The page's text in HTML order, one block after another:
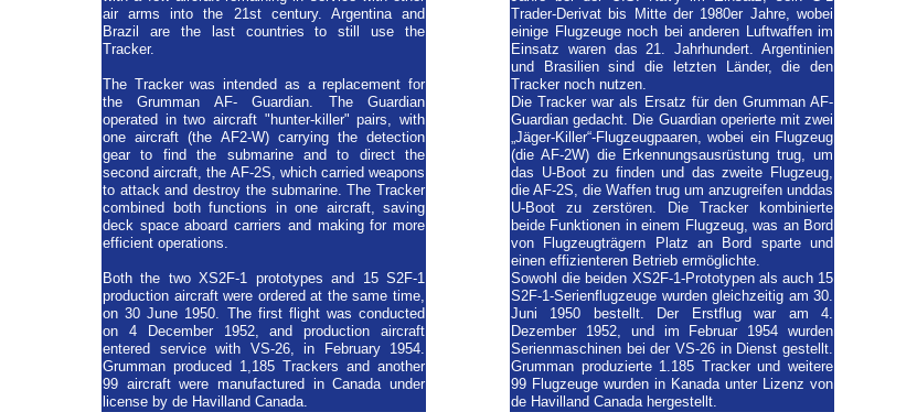
air arms into the 21st century. Argentina and
Brazil are the last countries to still use the
Tracker.
The Tracker was intended as a replacement for
the Grumman AF- Guardian. The Guardian
operated in two aircraft "hunter-killer" pairs, with
one aircraft (the AF2-W) carrying the detection
gear to find the submarine and to direct the
second aircraft, the AF-2S, which carried weapons
to attack and destroy the submarine. The Tracker
combined both functions in one aircraft, saving
deck space aboard carriers and making for more
efficient operations.
Both the two XS2F-1 prototypes and 15 S2F-1
production aircraft were ordered at the same time,
on 30 June 1950. The first flight was conducted
on 4 December 1952, and production aircraft
entered service with VS-26, in February 1954.
Grumman produced 1,185 Trackers and another
99 aircraft were manufactured in Canada under
license by de Havilland Canada.
Trader-Derivat bis Mitte der 1980er Jahre, wobei
einige Flugzeuge noch bei anderen Luftwaffen im
Einsatz waren das 21. Jahrhundert. Argentinien
und Brasilien sind die letzten Länder, die den
Tracker noch nutzen.
Die Tracker war als Ersatz für den Grumman AF-
Guardian gedacht. Die Guardian operierte mit zwei
„Jäger-Killer“-Flugzeugpaaren, wobei ein Flugzeug
(die AF-2W) die Erkennungsausrüstung trug, um
das U-Boot zu finden und das zweite Flugzeug,
die AF-2S, die Waffen trug um anzugreifen unddas
U-Boot zu zerstören. Die Tracker kombinierte
beide Funktionen in einem Flugzeug, was an Bord
von Flugzeugträgern Platz an Bord sparte und
einen effizienteren Betrieb ermöglichte.
Sowohl die beiden XS2F-1-Prototypen als auch 15
S2F-1-Serienflugzeuge wurden gleichzeitig am 30.
Juni 1950 bestellt. Der Erstflug war am 4.
Dezember 1952, und im Februar 1954 wurden
Serienmaschinen bei der VS-26 in Dienst gestellt.
Grumman produzierte 1.185 Tracker und weitere
99 Flugzeuge wurden in Kanada unter Lizenz von
de Havilland Canada hergestellt.